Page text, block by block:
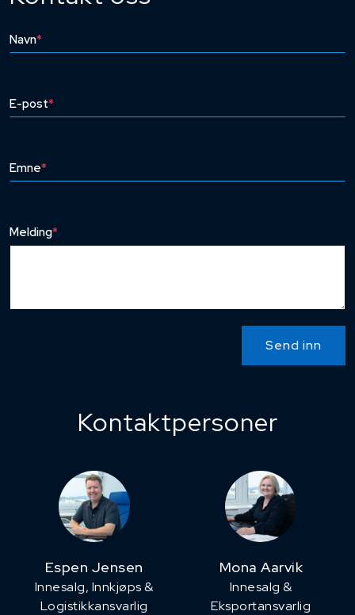
Navn*
E-post*
Emne*
Melding*
Send inn
Kontaktpersoner
Espen Jensen
Innesalg, ​Innkjøps &
Logistikkansvarlig
Mona Aarvik
Innesalg &
Eksportansvarlig